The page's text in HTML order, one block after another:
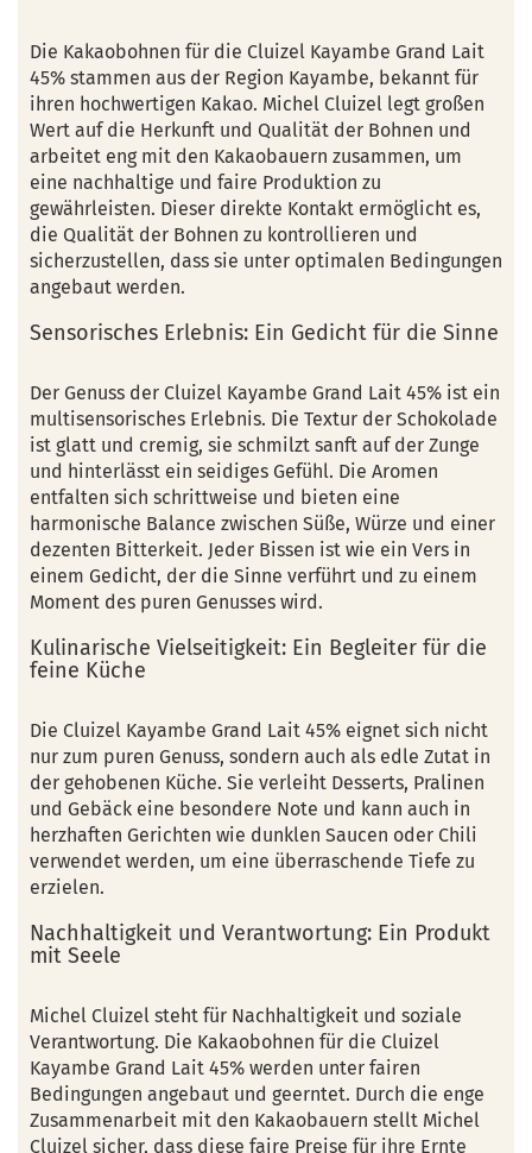
Die Kakaobohnen für die Cluizel Kayambe Grand Lait
45% stammen aus der Region Kayambe, bekannt für
ihren hochwertigen Kakao. Michel Cluizel legt großen
Wert auf die Herkunft und Qualität der Bohnen und
arbeitet eng mit den Kakaobauern zusammen, um
eine nachhaltige und faire Produktion zu
gewährleisten. Dieser direkte Kontakt ermöglicht es,
die Qualität der Bohnen zu kontrollieren und
sicherzustellen, dass sie unter optimalen Bedingungen
angebaut werden.
Sensorisches Erlebnis: Ein Gedicht für die Sinne
Der Genuss der Cluizel Kayambe Grand Lait 45% ist ein
multisensorisches Erlebnis. Die Textur der Schokolade
ist glatt und cremig, sie schmilzt sanft auf der Zunge
und hinterlässt ein seidiges Gefühl. Die Aromen
entfalten sich schrittweise und bieten eine
harmonische Balance zwischen Süße, Würze und einer
dezenten Bitterkeit. Jeder Bissen ist wie ein Vers in
einem Gedicht, der die Sinne verführt und zu einem
Moment des puren Genusses wird.
Kulinarische Vielseitigkeit: Ein Begleiter für die
feine Küche
Die Cluizel Kayambe Grand Lait 45% eignet sich nicht
nur zum puren Genuss, sondern auch als edle Zutat in
der gehobenen Küche. Sie verleiht Desserts, Pralinen
und Gebäck eine besondere Note und kann auch in
herzhaften Gerichten wie dunklen Saucen oder Chili
verwendet werden, um eine überraschende Tiefe zu
erzielen.
Nachhaltigkeit und Verantwortung: Ein Produkt
mit Seele
Michel Cluizel steht für Nachhaltigkeit und soziale
Verantwortung. Die Kakaobohnen für die Cluizel
Kayambe Grand Lait 45% werden unter fairen
Bedingungen angebaut und geerntet. Durch die enge
Zusammenarbeit mit den Kakaobauern stellt Michel
Cluizel sicher, dass diese faire Preise für ihre Ernte